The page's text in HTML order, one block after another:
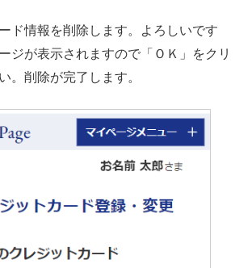
ド情報を削除します。よろしいです
ジが表示されますので「ＯＫ」をクリ
。削除が完了します。